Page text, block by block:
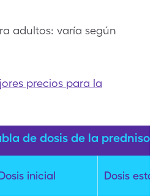
adultos: varía según
precios para la
de dosis de la
inicial Dosis